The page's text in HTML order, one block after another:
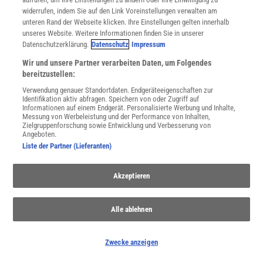
Kosmologie
Der Weltraum - unendliche Weiten. Doch Teleskope und Sonden
dringen immer näher an den Ursprung des Universums heran.
widerrufen, indem Sie auf den Link Voreinstellungen verwalten am
unteren Rand der Webseite klicken. Ihre Einstellungen gelten innerhalb
unseres Website. Weitere Informationen finden Sie in unserer
Datenschutzerklärung. Datenschutz Impressum
Wir und unsere Partner verarbeiten Daten, um Folgendes
bereitzustellen:
Verwendung genauer Standortdaten. Endgeräteeigenschaften zur
Identifikation aktiv abfragen. Speichern von oder Zugriff auf
Informationen auf einem Endgerät. Personalisierte Werbung und Inhalte,
Messung von Werbeleistung und der Performance von Inhalten,
Zielgruppenforschung sowie Entwicklung und Verbesserung von
Angeboten.
Liste der Partner (Lieferanten)
Akzeptieren
Alle ablehnen
Zwecke anzeigen